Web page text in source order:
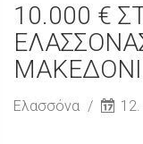
10.000 €
Ελασσόνα